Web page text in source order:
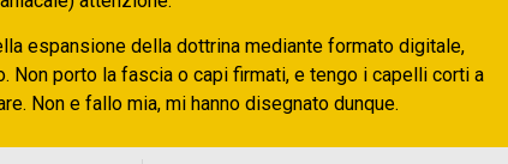
espansione della dottrina mediante formato digitale,
Non porto la fascia o capi firmati, e tengo i capelli corti a
Non e fallo mia, mi hanno disegnato dunque.